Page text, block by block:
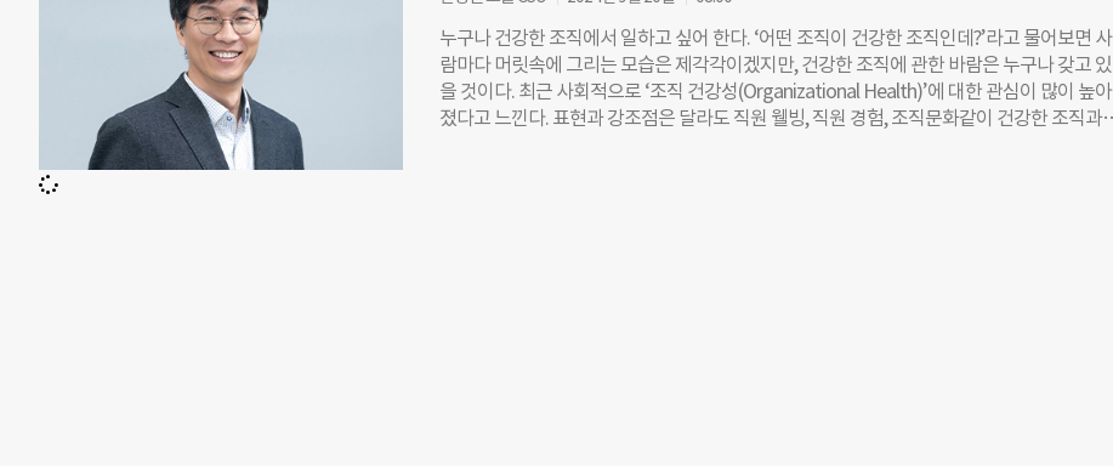
고, 또 틀린 말도 아니다. 착한 조직이든, 좋은 조직이든, 건강한 조직이든 바람직한 모습을 향
한 의지와 진정성이 중요하지, 용어나 방식은 중요한 게 아닐 수 있다. 그래서 용어나 표현을
칼같이 구분해서 사용해야 한다고 말하는 것은 아니다. 다만, 머릿속 개념의 미묘한 차이가 조
직 운영의 현실에서는 어떤 왜곡을 불러일으킬 수 있는지 알 필요는 있다. 그래야 함정에 빠지
지 않으니까. ◇ 착한 조직의 함정 1: 파괴적 공감 착한 조직과 건강한 조직에 관한 인식과 행
누구나 건강한 조직에서 일하고 싶어 한다. ‘어떤 조직이 건강한 조직인데?’라고 물어보면 사
람마다 머릿속에 그리는 모습은 제각각이겠지만, 건강한 조직에 관한 바람은 누구나 갖고 있
을 것이다. 최근 사회적으로 ‘조직 건강성(Organizational Health)’에 대한 관심이 많이 높아
졌다고 느낀다. 표현과 강조점은 달라도 직원 웰빙, 직원 경험, 조직문화같이 건강한 조직과